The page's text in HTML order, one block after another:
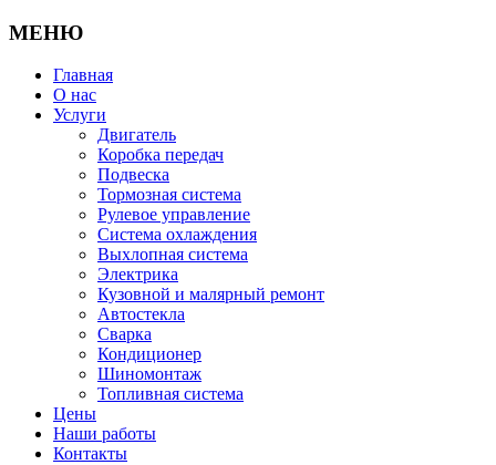
МЕНЮ
Главная
О нас
Услуги
Двигатель
Коробка передач
Подвеска
Тормозная система
Рулевое управление
Система охлаждения
Выхлопная система
Электрика
Кузовной и малярный ремонт
Автостекла
Сварка
Кондиционер
Шиномонтаж
Топливная система
Цены
Наши работы
Контакты